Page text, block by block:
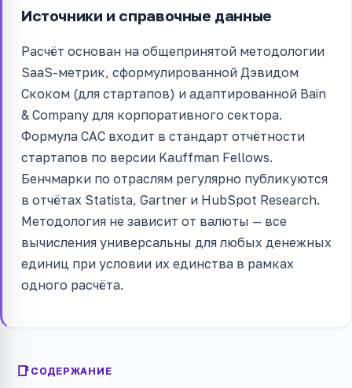
Источники и справочные данные
Расчёт основан на общепринятой методологии
SaaS-метрик, сформулированной Дэвидом
Скоком (для стартапов) и адаптированной Bain
& Company для корпоративного сектора.
Формула CAC входит в стандарт отчётности
стартапов по версии Kauffman Fellows.
Бенчмарки по отраслям регулярно публикуются
в отчётах Statista, Gartner и HubSpot Research.
Методология не зависит от валюты — все
вычисления универсальны для любых денежных
единиц при условии их единства в рамках
одного расчёта.
СОДЕРЖАНИЕ